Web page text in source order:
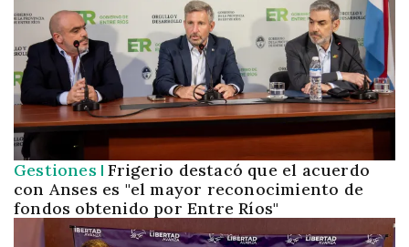
Gestiones Frigerio destacó que el acuerdo
con Anses es "el mayor reconocimiento de
fondos obtenido por Entre Ríos"